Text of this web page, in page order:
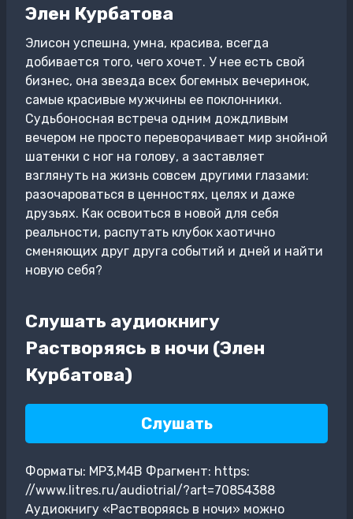
Элен Курбатова
Элисон успешна, умна, красива, всегда
добивается того, чего хочет. У нее есть свой
бизнес, она звезда всех богемных вечеринок,
самые красивые мужчины ее поклонники.
Судьбоносная встреча одним дождливым
вечером не просто переворачивает мир знойной
шатенки с ног на голову, а заставляет
взглянуть на жизнь совсем другими глазами:
разочароваться в ценностях, целях и даже
друзьях. Как освоиться в новой для себя
реальности, распутать клубок хаотично
сменяющих друг друга событий и дней и найти
новую себя?
Слушать аудиокнигу
Растворяясь в ночи (Элен
Курбатова)
Слушать
Форматы: MP3,M4B Фрагмент: https:
//www.litres.ru/audiotrial/?art=70854388
Аудиокнигу «Растворяясь в ночи» можно